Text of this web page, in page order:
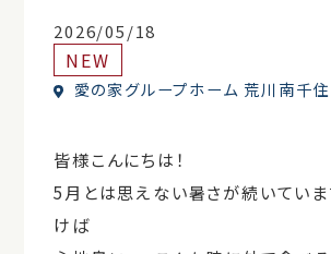
2026/05/18
NEW
愛の家グループホーム 荒川南千住
皆様こんにちは！
5月とは思えない暑さが続いていま
けば